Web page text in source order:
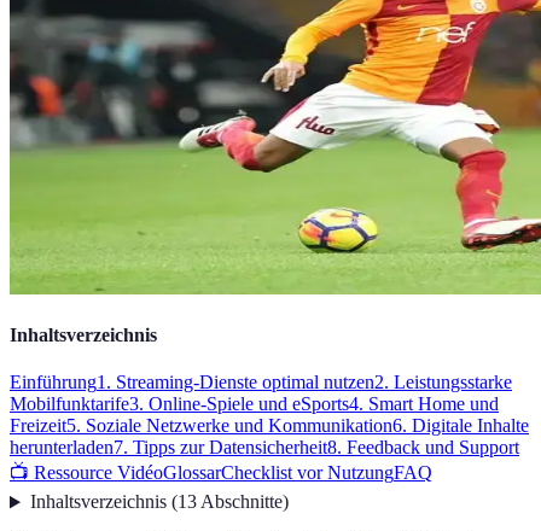
Inhaltsverzeichnis
Einführung1. Streaming-Dienste optimal nutzen2. Leistungsstarke
Mobilfunktarife3. Online-Spiele und eSports4. Smart Home und
Freizeit5. Soziale Netzwerke und Kommunikation6. Digitale Inhalte
herunterladen7. Tipps zur Datensicherheit8. Feedback und Support
📺 Ressource VidéoGlossarChecklist vor NutzungFAQ
Inhaltsverzeichnis(13Abschnitte)